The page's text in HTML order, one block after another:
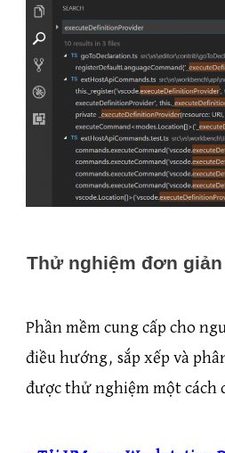
Thử nghiệm đơn giản
Phần mềm cung cấp cho
điều hướng, sắp xếp và
được thử nghiệm một cách